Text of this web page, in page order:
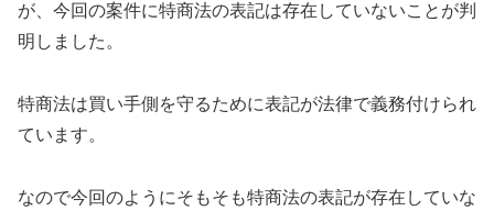
が、今回の案件に特商法の表記は存在していないことが判
明しました。
特商法は買い手側を守るために表記が法律で義務付けられ
ています。
なので今回のようにそもそも特商法の表記が存在していな